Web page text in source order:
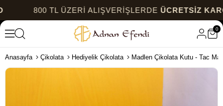
800 TL ÜZERİ ALIŞVERİŞLERDEÜCRETSİZ KARGO
0
Anasayfa Çikolata Hediyelik Çikolata Madlen Çikolata Kutu - Tac